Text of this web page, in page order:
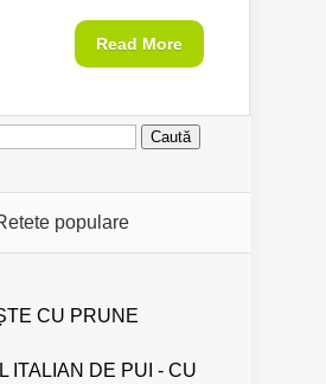
Read More
populare
CU PRUNE
ITALIAN DE PUI - CU